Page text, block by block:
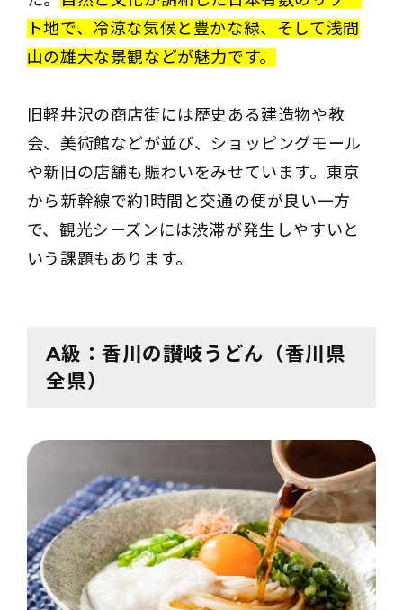
ト地で、冷涼な気候と豊かな緑、そして浅間
山の雄大な景観などが魅力です。
旧軽井沢の商店街には歴史ある建造物や教
会、美術館などが並び、ショッピングモール
や新旧の店舗も賑わいをみせています。東京
から新幹線で約1時間と交通の便が良い一方
で、観光シーズンには渋滞が発生しやすいと
いう課題もあります。
A級：香川の讃岐うどん（香川県
全県）